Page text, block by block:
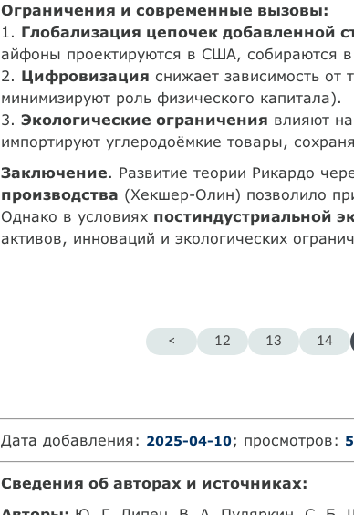
Ограничения и современные вызовы:
1. Глобализация цепочек добавленной
айфоны проектируются в США, собираются
2. Цифровизация снижает зависимость от
минимизируют роль физического капитала).
3. Экологические ограничения влияют
импортируют углеродоёмкие товары,
Заключение. Развитие теории Рикардо
производства (Хекшер-Олин) позволило
Однако в условиях постиндустриальной
активов, инноваций и экологических
< 12 13 14
Дата добавления: 2025-04-10; просмотров:
Сведения об авторах и источниках: